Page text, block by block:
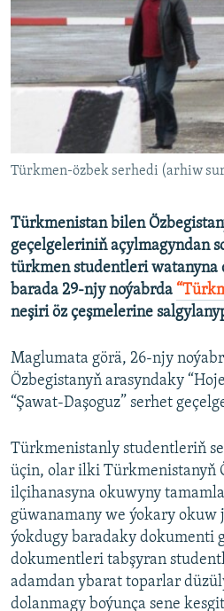
Türkmen-özbek serhedi (arhiw
Türkmenistan bilen
geçelgeleriniň açylmagyndan
türkmen studentleri watanyna
barada 29-njy noýabrda
neşiri öz çeşmelerine
Maglumata görä, 26-njy
Özbegistanyň arasyndaky
“Şawat-Daşoguz” serhet
Türkmenistanly studentleriň
üçin, olar ilki Türkmenistanyň
ilçihanasyna okuwyny
güwanamany we ýokary okuw
ýokdugy baradaky dokumenti
dokumentleri tabşyran
adamdan ybarat toparlar
dolanmagy boýunça sene